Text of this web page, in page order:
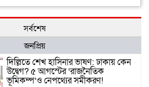
সর্বশেষ
জনপ্রিয়
দিল্লিতে শেখ হাসিনার ভাষণ: ঢাকায় কেন
উদ্বেগ? ৫ আগস্টের ‘রাজনৈতিক
ভূমিকম্প’ও নেপথ্যের সমীকরণ!